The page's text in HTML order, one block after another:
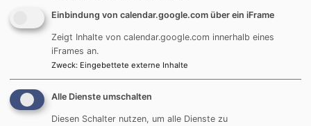
Im Bestand der Onleihe in unserem Verbund eMedienBayern
befinden sich ca. 22.000 Bücher, Hörbücher, Videos, Zeitschriften
und Zeitungen in digitaler Form. Darunter sind Romane und
Sachbücher für Erwachsene sowie Kinder- und Jugendliteratur
Sport-Bild, Land-Genuss u.v.m. Die Leihfristen unterscheiden sich
je nach Medium; eBooks können z. B. bis zu 21 Tagen
Einbindung von calendar.google.com über ein iFrame
Zeigt Inhalte von calendar.google.com innerhalb eines
iFrames an.
Zweck: Eingebettete externe Inhalte
Alle Dienste umschalten
Diesen Schalter nutzen, um alle Dienste zu